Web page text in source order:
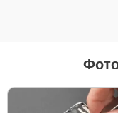
Рекомендации по выбору
использовать
станут